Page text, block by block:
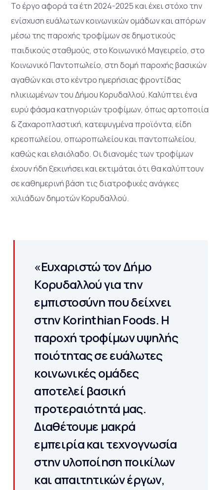
Το έργο αφορά τα έτη 2024-2025 και έχει στόχο την
ενίσχυση ευάλωτων κοινωνικών ομάδων και απόρων
μέσω της παροχής τροφίμων σε δημοτικούς
παιδικούς σταθμούς, στο Κοινωνικό Μαγειρείο, στο
Κοινωνικό Παντοπωλείο, στη δομή παροχής βασικών
αγαθών και στο κέντρο ημερήσιας φροντίδας
ηλικιωμένων του Δήμου Κορυδαλλού. Καλύπτει ένα
ευρύ φάσμα κατηγοριών τροφίμων, όπως αρτοποιία
& ζαχαροπλαστική, κατεψυγμένα προϊόντα, είδη
κρεοπωλείου, οπωροπωλείου και παντοπωλείου,
καθώς και ελαιόλαδο. Οι διανομές των τροφίμων
έχουν ήδη ξεκινήσει και εκτιμάται ότι θα καλύπτουν
σε καθημερινή βάση τις διατροφικές ανάγκες
χιλιάδων δημοτών Κορυδαλλού.
«Ευχαριστώ τον Δήμο
Κορυδαλλού για την
εμπιστοσύνη που δείχνει
στην Korinthian Foods. Η
παροχή τροφίμων υψηλής
ποιότητας σε ευάλωτες
κοινωνικές ομάδες
αποτελεί βασική
προτεραιότητά μας.
Διαθέτουμε μακρά
εμπειρία και τεχνογνωσία
στην υλοποίηση ποικίλων
και απαιτητικών έργων,